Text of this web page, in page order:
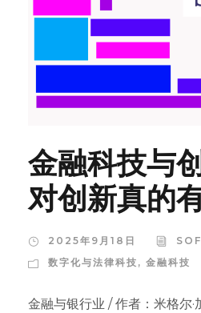
金融科技与
对创新真的
2025年9月18日
数字化与法律科技 , 金融科技
金融与银行业 / 作者：米格尔·